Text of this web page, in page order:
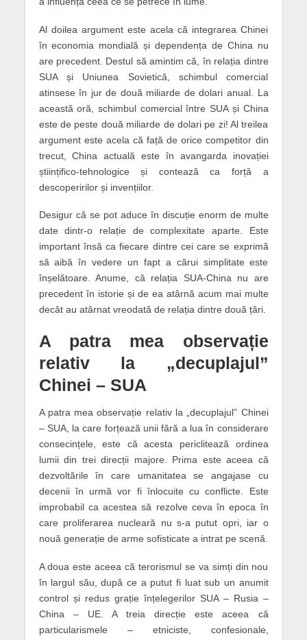
Al doilea argument este acela că integrarea Chinei
în economia mondială și dependența de China nu
are precedent. Destul să amintim că, în relația dintre
SUA și Uniunea Sovietică, schimbul comercial
atinsese în jur de două miliarde de dolari anual. La
această oră, schimbul comercial între SUA și China
este de peste două miliarde de dolari pe zi! Al treilea
argument este acela că față de orice competitor din
trecut, China actuală este în avangarda inovației
științifico-tehnologice și contează ca forță a
descoperirilor și invențiilor.
Desigur că se pot aduce în discuție enorm de multe
date dintr-o relație de complexitate aparte. Este
important însă ca fiecare dintre cei care se exprimă
să aibă în vedere un fapt a cărui simplitate este
înșelătoare. Anume, că relația SUA-China nu are
precedent în istorie și de ea atârnă acum mai multe
decât au atârnat vreodată de relația dintre două țări.
A patra mea observație
relativ la „decuplajul”
Chinei – SUA
A patra mea observație relativ la „decuplajul” Chinei
– SUA, la care forțează unii fără a lua în considerare
consecințele, este că acesta periclitează ordinea
lumii din trei direcții majore. Prima este aceea că
dezvoltările în care umanitatea se angajase cu
decenii în urmă vor fi înlocuite cu conflicte. Este
improbabil ca acestea să rezolve ceva în epoca în
care proliferarea nucleară nu s-a putut opri, iar o
nouă generație de arme sofisticate a intrat pe scenă.
A doua este aceea că terorismul se va simți din nou
în largul său, după ce a putut fi luat sub un anumit
control și redus grație înțelegerilor SUA – Rusia –
China – UE. A treia direcție este aceea că
particularismele – etniciste, confesionale,